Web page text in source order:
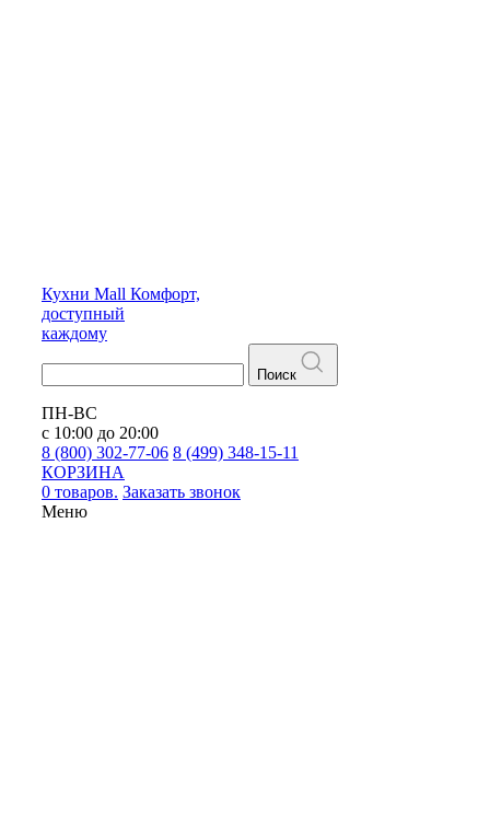
Кухни Mall Комфорт,
доступный
каждому
Поиск
ПН-ВС
с 10:00 до 20:00
8 (800) 302-77-06 8 (499) 348-15-11
КОРЗИНА
0 товаров. Заказать звонок
Меню